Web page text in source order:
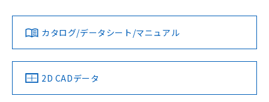
ダウンロードデータをご利用いただく前に、以下を必ずお読
みください。
ソフトウェアの使用条件
対応済み
中国 RoHS 注意事項・凡例
カタログ/データシート/マニュアル
2D CADデータ